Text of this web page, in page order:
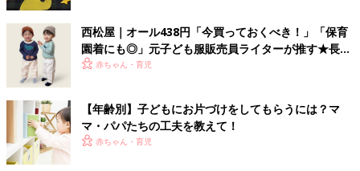
とがあったため、「ステージには来ちゃいけないよ」と伝えてい
ました。
いざライブが始まると、息子はほとんど動かずにじっと私を睨み
つけていました。目が合って笑いかけても、むすっとしたまま。
終わった後は大泣きです。
あとで聞くと、どうやら「自分だけのママなのに！」と、そんな
風に思っていたみたいです。ライブですから、息子だけを見て歌
うわけにはいきません。他の子どもたちに笑いかける私に、ヤキ
モチを焼いてしまったのでしょう。
西松屋｜オール438円「今買っておくべき！」「保育
園着にも◎」元子ども服販売員ライターが推す★長袖
Tシャツ5選
赤ちゃん・育児
【年齢別】子どもにお片づけをしてもらうには？マ
マ・パパたちの工夫を教えて！
赤ちゃん・育児